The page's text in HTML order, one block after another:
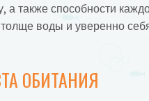
а также способности
воды и уверенно
ОБИТАНИЯ